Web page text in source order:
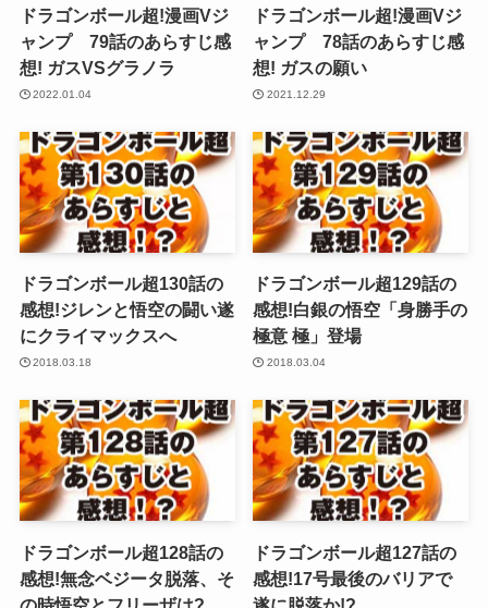
ドラゴンボール超!漫画Vジ
ャンプ 79話のあらすじ感
想! ガスVSグラノラ
2022.01.04
ドラゴンボール超!漫画Vジ
ャンプ 78話のあらすじ感
想! ガスの願い
2021.12.29
ドラゴンボール超130話の
感想!ジレンと悟空の闘い遂
にクライマックスへ
2018.03.18
ドラゴンボール超129話の
感想!白銀の悟空「身勝手の
極意 極」登場
2018.03.04
ドラゴンボール超128話の
感想!無念ベジータ脱落、そ
ドラゴンボール超127話の
感想!17号最後のバリアで